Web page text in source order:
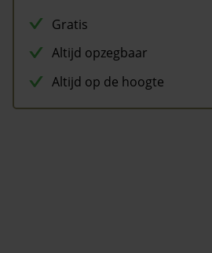
Gratis
Altijd opzegbaar
Altijd op de hoogte